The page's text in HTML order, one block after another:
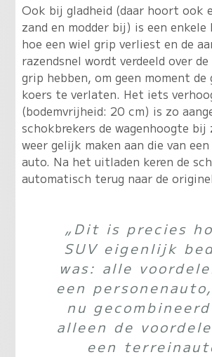
Ook bij gladheid (daar hoort ook
zand en modder bij) is een enkele
hoe een wiel grip verliest en de
razendsnel wordt verdeeld over
grip hebben, om geen moment de
koers te verlaten. Het iets
(bodemvrijheid: 20 cm) is zo
schokbrekers de wagenhoogte bij
weer gelijk maken aan die van
auto. Na het uitladen keren de
automatisch terug naar de
„Dit is precies
SUV eigenlijk
was: alle
een
nu
alleen de
een